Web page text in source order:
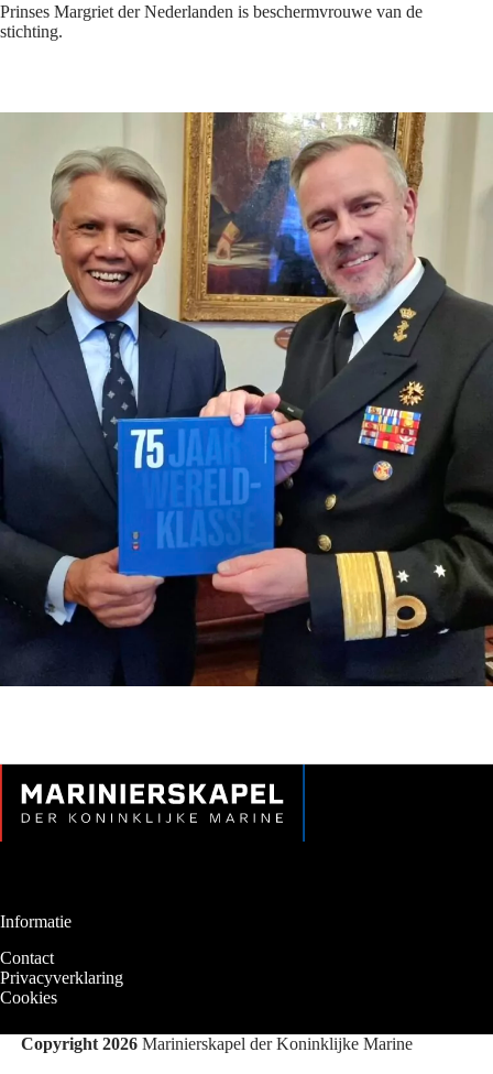
Prinses Margriet der Nederlanden is beschermvrouwe van de
stichting.
Informatie
Contact
Privacyverklaring
Cookies
Copyright 2026 Marinierskapel der Koninklijke Marine